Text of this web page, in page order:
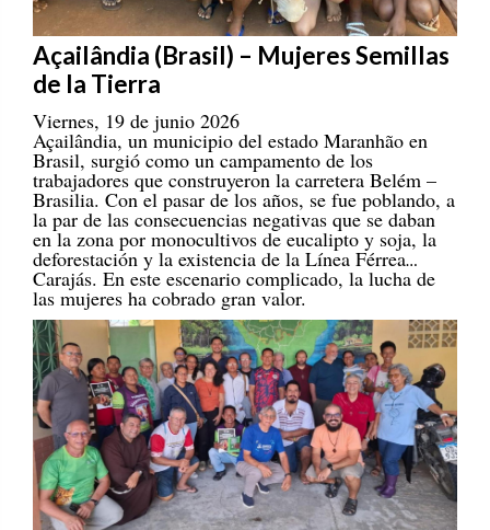
Açailândia (Brasil) – Mujeres Semillas
de la Tierra
Viernes, 19 de junio 2026
Açailândia, un municipio del estado Maranhão en
Brasil, surgió como un campamento de los
trabajadores que construyeron la carretera Belém –
Brasilia. Con el pasar de los años, se fue poblando, a
la par de las consecuencias negativas que se daban
en la zona por monocultivos de eucalipto y soja, la
deforestación y la existencia de la Línea Férrea
Carajás. En este escenario complicado, la lucha de
las mujeres ha cobrado gran valor.